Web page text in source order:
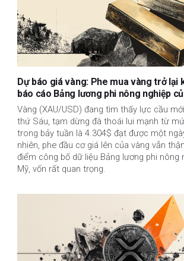
Dự báo giá vàng: Phe mua vàng trở lại
báo cáo Bảng lương phi nông nghiệp
Vàng (XAU/USD) đang tìm thấy lực cầu
thứ Sáu, tạm dừng đà thoái lui mạnh từ
trong bảy tuần là 4.304$ đạt được một
nhiên, phe đầu cơ giá lên của vàng vẫn
điểm công bố dữ liệu Bảng lương phi nông
Mỹ, vốn rất quan trọng.